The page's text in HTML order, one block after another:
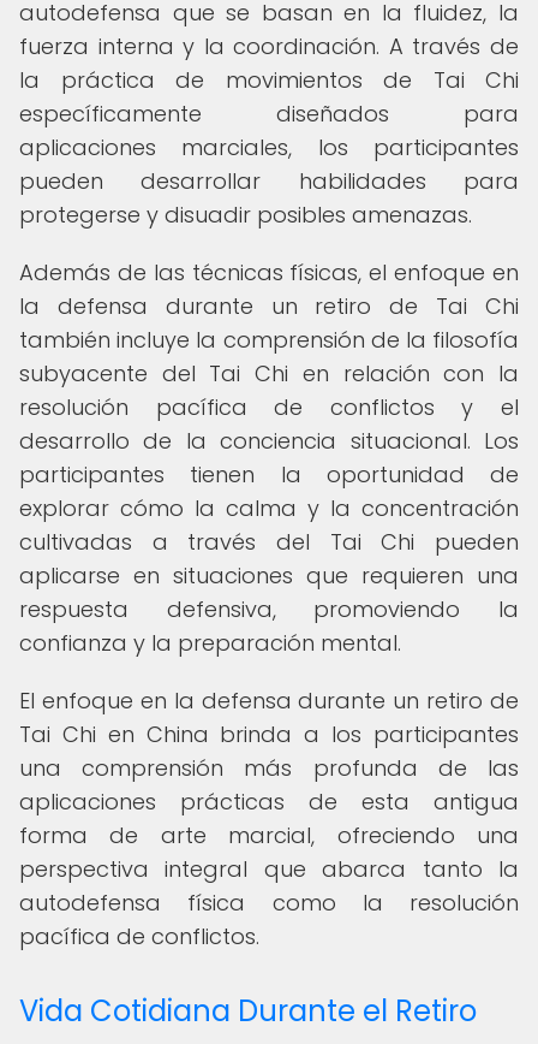
autodefensa que se basan en la fluidez, la
fuerza interna y la coordinación. A través de
la práctica de movimientos de Tai Chi
específicamente diseñados para
aplicaciones marciales, los participantes
pueden desarrollar habilidades para
protegerse y disuadir posibles amenazas.
Además de las técnicas físicas, el enfoque en
la defensa durante un retiro de Tai Chi
también incluye la comprensión de la filosofía
subyacente del Tai Chi en relación con la
resolución pacífica de conflictos y el
desarrollo de la conciencia situacional. Los
participantes tienen la oportunidad de
explorar cómo la calma y la concentración
cultivadas a través del Tai Chi pueden
aplicarse en situaciones que requieren una
respuesta defensiva, promoviendo la
confianza y la preparación mental.
El enfoque en la defensa durante un retiro de
Tai Chi en China brinda a los participantes
una comprensión más profunda de las
aplicaciones prácticas de esta antigua
forma de arte marcial, ofreciendo una
perspectiva integral que abarca tanto la
autodefensa física como la resolución
pacífica de conflictos.
Vida Cotidiana Durante el Retiro